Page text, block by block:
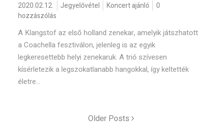
2020.02.12. Jegyelővétel Koncert ajánló
0
hozzászólás
A Klangstof az első holland zenekar, amelyik játszhatott
a Coachella fesztiválon, jelenleg is az egyik
legkeresettebb helyi zenekaruk. A trió szívesen
kísérletezik a legszokatlanabb hangokkal, így keltették
életre...
Older Posts